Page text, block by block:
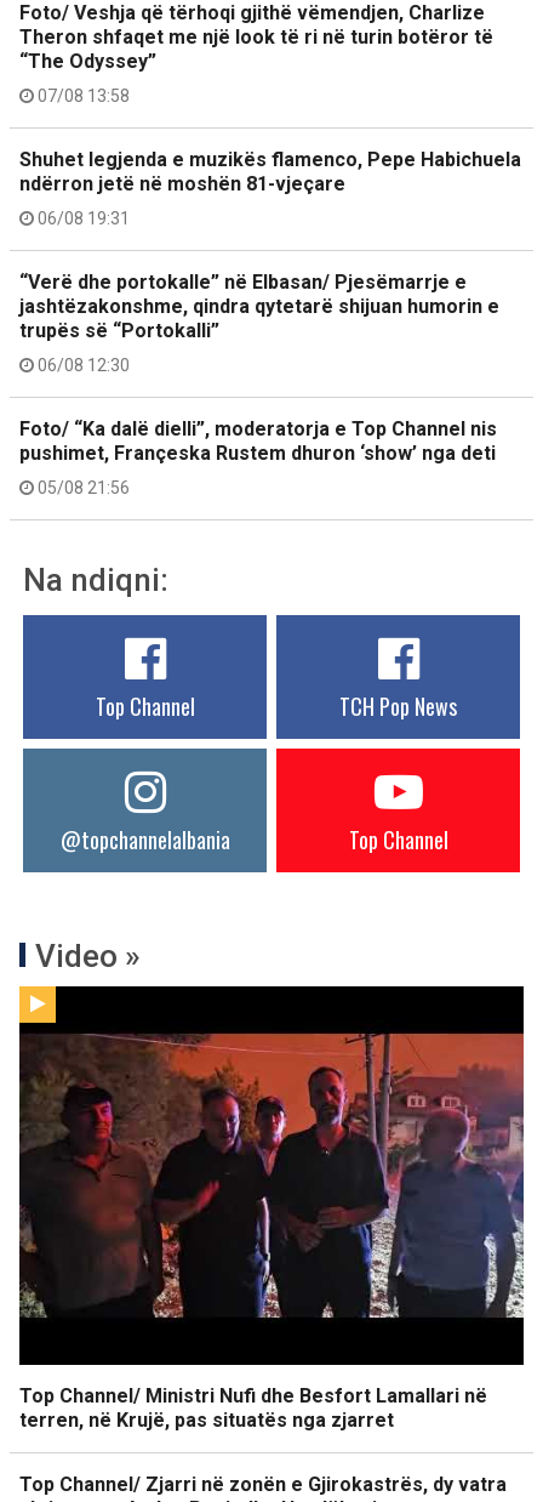
Foto/ Veshja që tërhoqi gjithë vëmendjen, Charlize
Theron shfaqet me një look të ri në turin botëror të
“The Odyssey”
07/08 13:58
Shuhet legjenda e muzikës flamenco, Pepe Habichuela
ndërron jetë në moshën 81-vjeçare
06/08 19:31
“Verë dhe portokalle” në Elbasan/ Pjesëmarrje e
jashtëzakonshme, qindra qytetarë shijuan humorin e
trupës së “Portokalli”
06/08 12:30
Foto/ “Ka dalë dielli”, moderatorja e Top Channel nis
pushimet, Françeska Rustem dhuron ‘show’ nga deti
05/08 21:56
Na ndiqni:
Top Channel TCH Pop News
@topchannelalbania Top Channel
Video »
Top Channel/ Ministri Nufi dhe Besfort Lamallari në
terren, në Krujë, pas situatës nga zjarret
Top Channel/ Zjarri në zonën e Gjirokastrës, dy vatra